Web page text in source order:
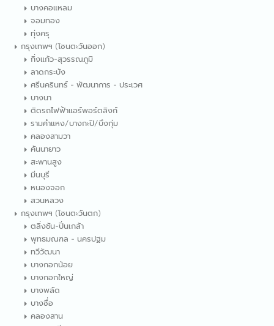
บางคอแหลม
จอมทอง
ทุ่งครุ
กรุงเทพฯ (โซนตะวันออก)
กิ่งแก้ว-สุวรรณภูมิ
ลาดกระบัง
ศรีนครินทร์ - พัฒนาการ - ประเวศ
บางนา
ติดรถไฟฟ้าแอร์พอร์ตลิงก์
รามคำแหง/บางกะปิ/บึงกุ่ม
คลองสามวา
คันนายาว
สะพานสูง
มีนบุรี
หนองจอก
สวนหลวง
กรุงเทพฯ (โซนตะวันตก)
ตลิ่งชัน-ปิ่นเกล้า
พุทธมณฑล - นครปฐม
ทวีวัฒนา
บางกอกน้อย
บางกอกใหญ่
บางพลัด
บางซื่อ
คลองสาน